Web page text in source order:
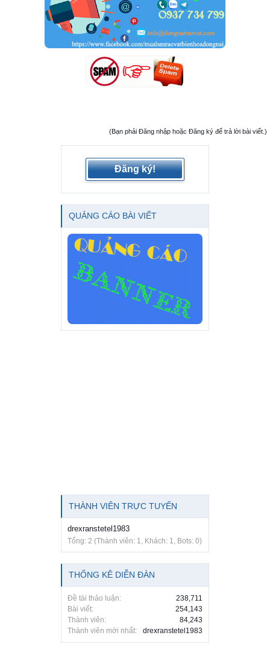
(Bạn phải Đăng nhập hoặc Đăng ký để trả lời bài viết.)
Đăng ký!
QUẢNG CÁO BÀI VIẾT
THÀNH VIÊN TRỰC TUYẾN
drexranstetel1983
Tổng: 2 (Thành viên: 1, Khách: 1, Bots: 0)
THỐNG KÊ DIỄN ĐÀN
Đề tài thảo luận:
238,711
Bài viết:
254,143
Thành viên:
84,243
Thành viên mới nhất:
drexranstetel1983